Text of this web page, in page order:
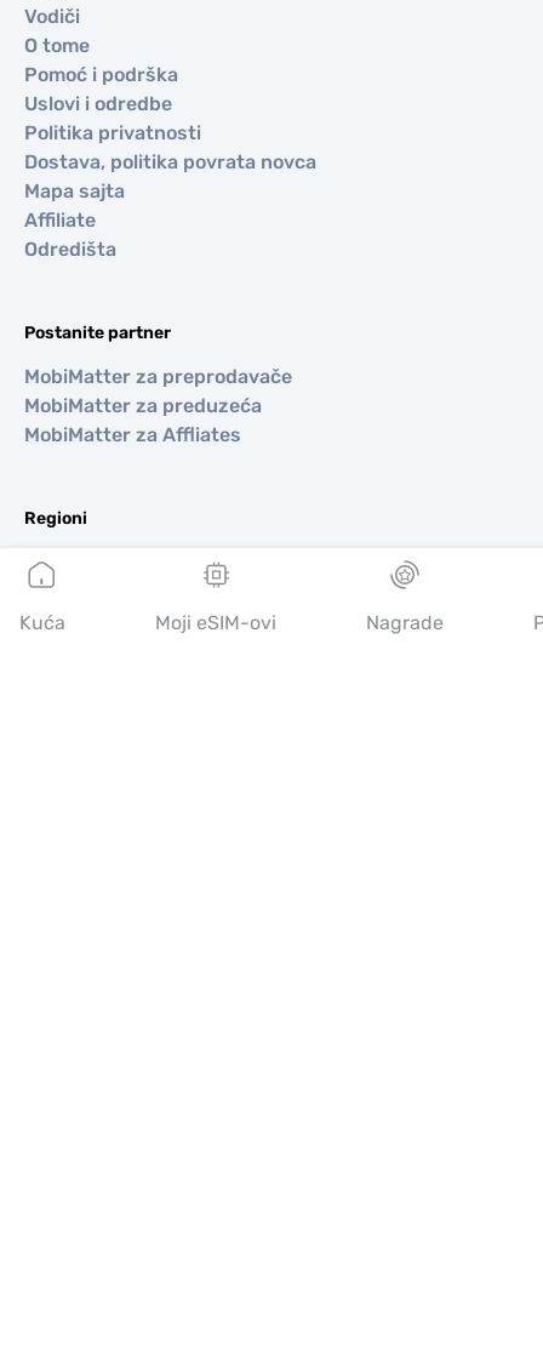
Vodiči
O tome
Pomoć i podrška
Uslovi i odredbe
Politika privatnosti
Dostava, politika povrata novca
Mapa sajta
Affiliate
Odredišta
Postanite partner
MobiMatter za preprodavače
MobiMatter za preduzeća
MobiMatter za Affliates
Regioni
eSIM za Evropa
eSIM za Azija
eSIM za Amerike
Kuća Moji eSIM-ovi Nagrade